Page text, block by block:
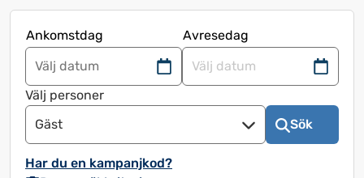
Ankomstdag
Avresedag
Navigera
framåt
för
att
kalendern
Navigera
Välj personer
Gäst
Sök
Har du en kampanjkod?